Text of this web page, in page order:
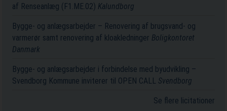
af Renseanlæg (F1.ME.02) Kalundborg
Bygge- og anlægsarbejder – Renovering af brugsvand- og
varmerør samt renovering af kloakledninger Boligkontoret
Danmark
Bygge- og anlægsarbejder i forbindelse med byudvikling –
Svendborg Kommune inviterer til OPEN CALL Svendborg
Se flere licitationer